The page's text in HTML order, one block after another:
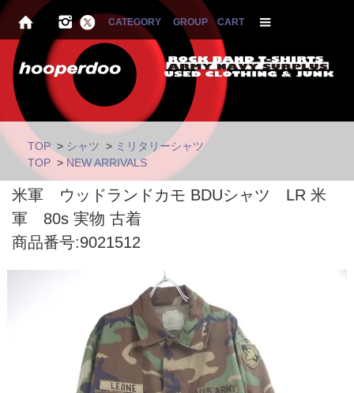
CATEGORY GROUP CART
TOP > シャツ > ミリタリーシャツ
TOP > NEW ARRIVALS
米軍 ウッドランドカモ BDUシャツ LR 米
軍 80s 実物 古着
商品番号:9021512